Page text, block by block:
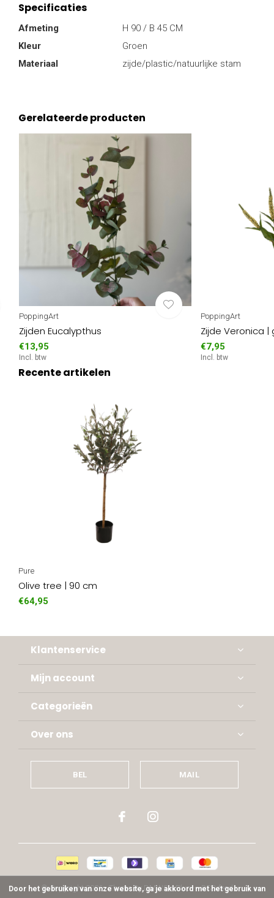
Specificaties
Afmeting
H 90 / B 45 CM
Kleur
Groen
Materiaal
zijde/plastic/natuurlijke stam
Gerelateerde producten
PoppingArt
Zijden Eucalypthus
€13,95
Incl. btw
PoppingArt
Zijde Veronica |
€7,95
Incl. btw
Recente artikelen
Pure
Olive tree | 90 cm
€64,95
Klantenservice
Mijn account
Categorieën
Over ons
BEL MAIL
© Copyright2026- Theme ByDMWSxPlus+ -RSS-feed
Door het gebruiken van onze website, ga je akkoord met het gebruik van